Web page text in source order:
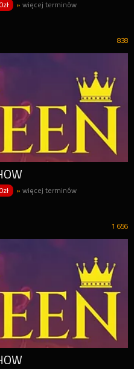
»więcej terminów
838
»więcej terminów
1 656